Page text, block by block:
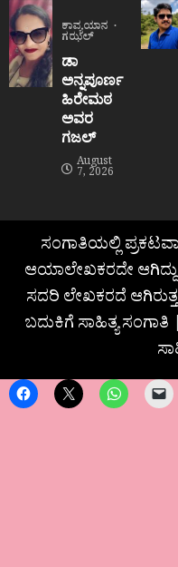
ಕಾವ್ಯಯಾನ
ಗಝಲ್
ಡಾ
ಅನ್ನಪೂರ್ಣ
ಹಿರೇಮಠ
ಅವರ
ಗಜಲ್
August
7, 2026
ಸಂಗಾತಿಯಲ್ಲಿ
ಆಯಾಲೇಖಕರದೇ
ಸದರಿ ಲೇಖಕರದೆ
ಬದುಕಿಗೆ ಸಾಹಿತ್ಯ